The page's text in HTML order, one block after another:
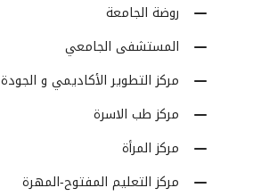
روضة الجامعة
المستشفى الجامعي
مركز التطوير الأكاديمي و الجودة
مركز طب الاسرة
مركز المرأة
مركز التعليم المفتوح-المهرة